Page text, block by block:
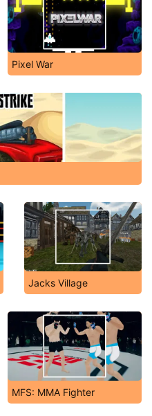
Pixel War
Jacks Village
MFS: MMA Fighter